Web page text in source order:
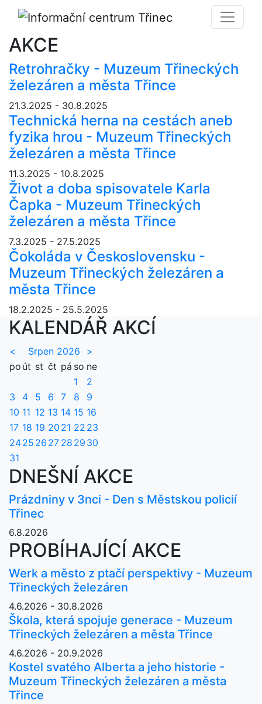
AKCE
Retrohračky - Muzeum Třineckých
železáren a města Třince
21.3.2025 - 30.8.2025
Technická herna na cestách aneb
fyzika hrou - Muzeum Třineckých
železáren a města Třince
11.3.2025 - 10.8.2025
Život a doba spisovatele Karla
Čapka - Muzeum Třineckých
železáren a města Třince
7.3.2025 - 27.5.2025
Čokoláda v Československu -
Muzeum Třineckých železáren a
města Třince
18.2.2025 - 25.5.2025
KALENDÁŘ AKCÍ
< Srpen 2026
>
po út st čt pá so ne
1
2
3
4 5 6 7 8
9
10 11 12 13 14 15 16
17 18 19 20 21 22 23
2425 26 27 28 29 30
31
DNEŠNÍ AKCE
Prázdniny v 3nci - Den s Městskou policií
Třinec
6.8.2026
PROBÍHAJÍCÍ AKCE
Werk a město z ptačí perspektivy - Muzeum
Třineckých železáren
4.6.2026 - 30.8.2026
Škola, která spojuje generace - Muzeum
Třineckých železáren a města Třince
4.6.2026 - 20.9.2026
Kostel svatého Alberta a jeho historie -
Muzeum Třineckých železáren a města
Třince